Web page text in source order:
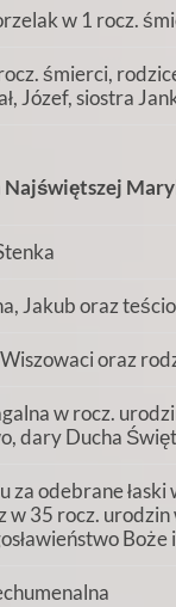
w 1 rocz.
śmierci,
Józef, siostra
Jakub oraz
oraz
w rocz.
dary Ducha
za odebrane
w 35 rocz.